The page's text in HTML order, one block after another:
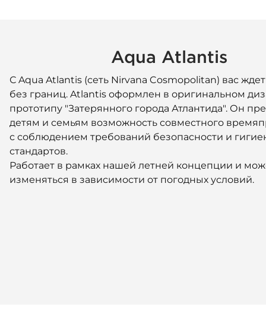
Aqua Atlantis
С Aqua Atlantis (сеть Nirvana Cosmopolitan) вас
без границ. Atlantis оформлен в оригинальном
прототипу "Затерянного города Атлантида". Он
детям и семьям возможность совместного
с соблюдением требований безопасности и
стандартов.
Работает в рамках нашей летней концепции и
изменяться в зависимости от погодных условий.